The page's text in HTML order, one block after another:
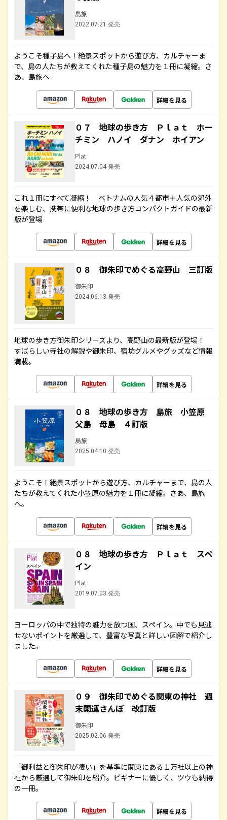
島旅
2022.07.21 発売
ようこそ種子島へ！絶景スポットから遊び方、カルチャーま
で、島の人たちが教えてくれた種子島の魅力を１冊に凝縮。さ
あ、島旅へ
詳細を見る
０７ 地球の歩き方 Ｐｌａｔ ホー
チミン ハノイ ダナン ホイアン
Plat
2024.07.04 発売
これ１冊にすべて凝縮！ ベトナムの人気４都市＋人気の郊外
を楽しむ、携帯に便利な地球の歩き方コンパクトガイドの最新
版が登場
詳細を見る
０８ 御朱印でめぐる高野山 三訂版
御朱印
2024.06.13 発売
地球の歩き方御朱印シリーズより、高野山の最新版が登場！
すばらしい寺社の解説や御朱印、宿坊グルメやグッズなど情報
満載。
詳細を見る
０８ 地球の歩き方 島旅 小笠原
父島 母島 ４訂版
島旅
2025.04.10 発売
ようこそ！絶景スポットから遊び方、カルチャーまで、島の人
たちが教えてくれた小笠原の魅力を１冊に凝縮。さあ、島旅
へ。
詳細を見る
０８ 地球の歩き方 Ｐｌａｔ スペ
イン
Plat
2019.07.03 発売
ヨーロッパの中で独特の魅力を放つ国、スペイン。中でも見逃
せないポイントを厳選して、豊富な写真と詳しい図解で紹介し
ました。
詳細を見る
０９ 御朱印でめぐる関東の神社 週
末開運さんぽ 改訂版
御朱印
2025.02.06 発売
「御利益と御朱印が凄い」を基準に関東にある１万社以上の神
社から厳選して御朱印を紹介。ビギナーに優しく、ツウも納得
の一冊。
詳細を見る